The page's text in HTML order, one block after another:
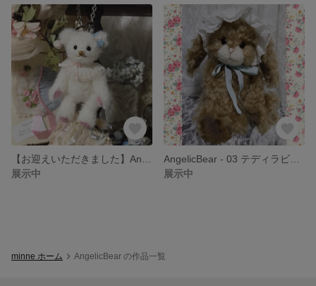
展示中
展示中
minne ホーム AngelicBear の作品一覧